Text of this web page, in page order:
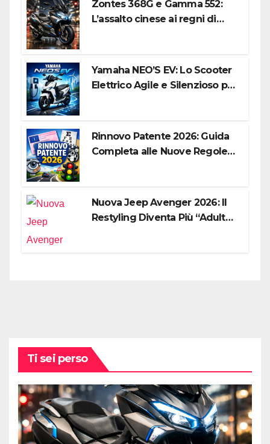
Zontes 368G e Gamma 552:
L’assalto cinese ai regni di
Yamaha NEO’S EV: Lo Scooter
Elettrico Agile e Silenzioso per
Rinnovo Patente 2026: Guida
Completa alle Nuove Regole,
Nuova Jeep Avenger 2026: Il
Restyling Diventa Più “Adulto”,
Ti sei perso